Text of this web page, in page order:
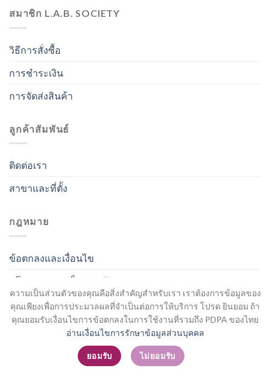
ความเป็นส่วนตัวของคุณคือสิ่งสำคัญสำหรับเรา เราต้องการข้อมูลของ
คุณเพียงเพื่อการประมวลผลที่จำเป็นต่อการให้บริการ โปรด ยินยอม ถ้า
คุณยอมรับเงื่อนไขการข้อตกลงในการใช้งานที่รวมถึง PDPA ของไทย
อ่านเงื่อนไขการรักษาข้อมูลส่วนบุคคล
ยอมรับ ไม่ยอมรับ
สมาชิก L.A.B. SOCIETY
วิธีการสั่งซื้อ
การชำระเงิน
การจัดส่งสินค้า
ลูกค้าสัมพันธ์
ติดต่อเรา
สาขาและที่ตั้ง
กฎหมาย
ข้อตกลงและเงื่อนไข
นโยบายความเป็นส่วนตัว
สมัครสมาชิก / เข้าสู่ระบบ
Copyright 2026 ©Flatsome Theme